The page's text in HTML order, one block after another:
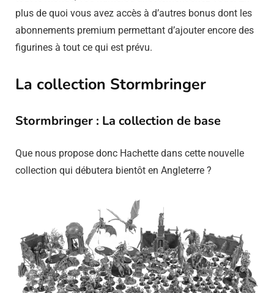
plus de quoi vous avez accès à d’autres bonus dont les
abonnements premium permettant d’ajouter encore des
figurines à tout ce qui est prévu.
La collection Stormbringer
Stormbringer : La collection de base
Que nous propose donc Hachette dans cette nouvelle
collection qui débutera bientôt en Angleterre ?